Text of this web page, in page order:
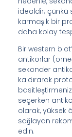
idealdir; çünkü
karmaşık bir
daha kolay
Bir western
antikorlar
sekonder
kaldırarak
seçerken
olarak, yüksek
sağlayan
edin.